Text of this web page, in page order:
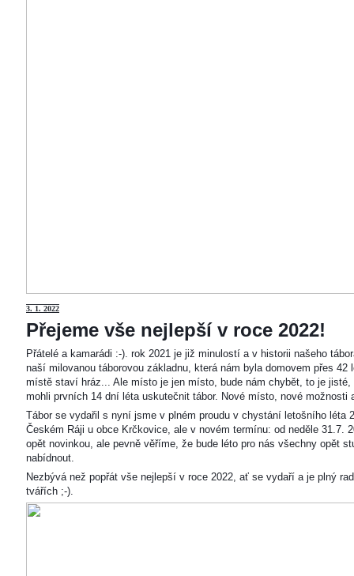
3. 1. 2022
Přejeme vše nejlepší v roce 2022!
Přátelé a kamarádi :-). rok 2021 je již minulostí a v historii našeho
naší milovanou táborovou základnu, která nám byla domovem přes
místě staví hráz... Ale místo je jen místo, bude nám chybět, to je
mohli prvních 14 dní léta uskutečnit tábor. Nové místo, nové
Tábor se vydařil s nyní jsme v plném proudu v chystání letošního léta
Českém Ráji u obce Krčkovice, ale v novém termínu: od neděle 31.7.
opět novinkou, ale pevně věříme, že bude léto pro nás všechny opět
nabídnout.
Nezbývá než popřát vše nejlepší v roce 2022, ať se vydaří a je plný
tvářích ;-).